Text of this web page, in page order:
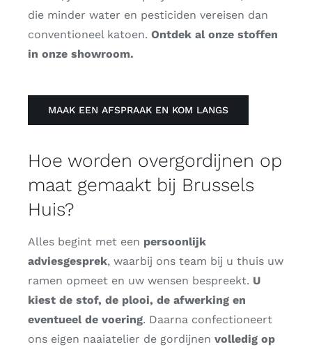
die minder water en pesticiden vereisen dan
conventioneel katoen. Ontdek al onze stoffen
in onze showroom.
MAAK EEN AFSPRAAK EN KOM LANGS
Hoe worden overgordijnen op
maat gemaakt bij Brussels
Huis?
Alles begint met een persoonlijk
adviesgesprek, waarbij ons team bij u thuis uw
ramen opmeet en uw wensen bespreekt. U
kiest de stof, de plooi, de afwerking en
eventueel de voering. Daarna confectioneert
ons eigen naaiatelier de gordijnen volledig op